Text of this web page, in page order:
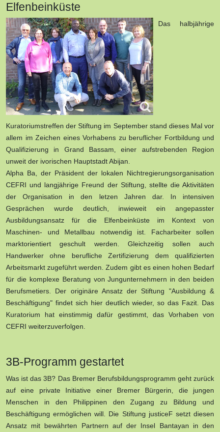
Elfenbeinküste
Das halbjährige
Kuratoriumstreffen der Stiftung im September stand dieses Mal vor
allem im Zeichen eines Vorhabens zu beruflicher Fortbildung und
Qualifizierung in Grand Bassam, einer aufstrebenden Region
unweit der ivorischen Hauptstadt Abijan.
Alpha Ba, der Präsident der lokalen Nichtregierungsorganisation
CEFRI und langjährige Freund der Stiftung, stellte die Aktivitäten
der Organisation in den letzen Jahren dar. In intensiven
Gesprächen wurde deutlich, inwieweit ein angepasster
Ausbildungsansatz für die Elfenbeinküste im Kontext von
Maschinen- und Metallbau notwendig ist. Facharbeiter sollen
marktorientiert geschult werden. Gleichzeitig sollen auch
Handwerker ohne berufliche Zertifizierung dem qualifizierten
Arbeitsmarkt zugeführt werden. Zudem gibt es einen hohen Bedarf
für die komplexe Beratung von Jungunternehmern in den beiden
Berufsmetiers. Der originäre Ansatz der Stiftung "Ausbildung &
Beschäftigung" findet sich hier deutlich wieder, so das Fazit. Das
Kuratorium hat einstimmig dafür gestimmt, das Vorhaben von
CEFRI weiterzuverfolgen.
3B-Programm gestartet
Was ist das 3B? Das Bremer Berufsbildungsprogramm geht zurück
auf eine private Initiative einer Bremer Bürgerin, die jungen
Menschen in den Philippinen den Zugang zu Bildung und
Beschäftigung ermöglichen will. Die Stiftung justiceF setzt diesen
Ansatz mit bewährten Partnern auf der Insel Bantayan in den